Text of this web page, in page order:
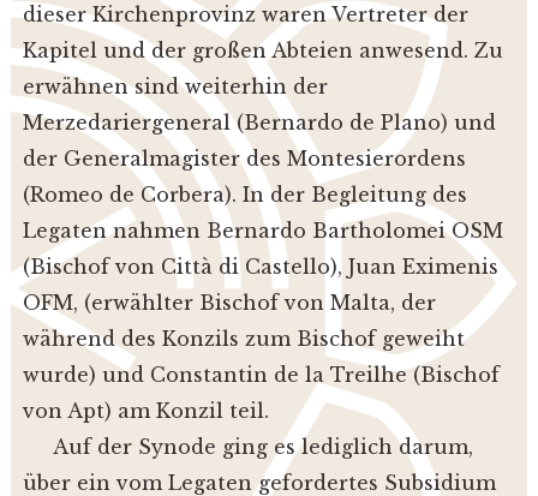
dieser Kirchenprovinz waren Vertreter der
Kapitel und der großen Abteien anwesend. Zu
erwähnen sind weiterhin der
Merzedariergeneral (Bernardo de Plano) und
der Generalmagister des Montesierordens
(Romeo de Corbera). In der Begleitung des
Legaten nahmen Bernardo Bartholomei OSM
(Bischof von Città di Castello), Juan Eximenis
OFM, (erwählter Bischof von Malta, der
während des Konzils zum Bischof geweiht
wurde) und Constantin de la Treilhe (Bischof
von Apt) am Konzil teil.
Auf der Synode ging es lediglich darum,
über ein vom Legaten gefordertes Subsidium